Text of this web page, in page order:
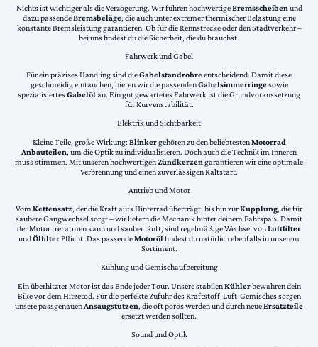
Nichts ist wichtiger als die Verzögerung. Wir führen hochwertigeBremsscheiben und
dazu passendeBremsbeläge, die auch unter extremer thermischer Belastung eine
konstante Bremsleistung garantieren. Ob für die Rennstrecke oder den Stadtverkehr –
bei uns findest du die Sicherheit, die du brauchst.
Fahrwerk und Gabel
Für ein präzises Handling sind dieGabelstandrohreentscheidend. Damit diese
geschmeidig eintauchen, bieten wir die passendenGabelsimmerringesowie
spezialisiertesGabelölan. Ein gut gewartetes Fahrwerk ist die Grundvoraussetzung
für Kurvenstabilität.
Elektrik und Sichtbarkeit
Kleine Teile, große Wirkung: Blinkergehören zu den beliebtestenMotorrad
Anbauteilen, um die Optik zu individualisieren. Doch auch die Technik im Inneren
muss stimmen. Mit unseren hochwertigenZündkerzen garantieren wir eine optimale
Verbrennung und einen zuverlässigen Kaltstart.
Antrieb und Motor
VomKettensatz, der die Kraft aufs Hinterrad überträgt, bis hin zurKupplung, die für
saubere Gangwechsel sorgt – wir liefern die Mechanik hinter deinem Fahrspaß. Damit
der Motor frei atmen kann und sauber läuft, sind regelmäßige Wechsel vonLuftfilter
undÖlfilterPflicht. Das passendeMotorölfindest du natürlich ebenfalls in unserem
Sortiment.
Kühlung und Gemischaufbereitung
Ein überhitzter Motor ist das Ende jeder Tour. Unsere stabilenKühlerbewahren dein
Bike vor dem Hitzetod. Für die perfekte Zufuhr des Kraftstoff-Luft-Gemisches sorgen
unsere passgenauenAnsaugstutzen, die oft porös werden und durch neueErsatzteile
ersetzt werden sollten.
Sound und Optik